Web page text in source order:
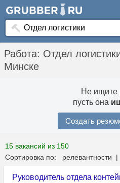
Работа: Отдел
Минске
Не ищите
пусть она
Создать
15 вакансий из 150
Сортировка по: релевантности |
Руководитель отдела